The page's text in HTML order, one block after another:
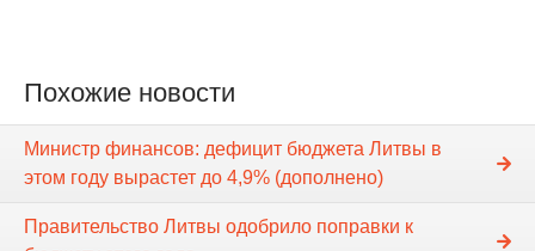
Похожие новости
Министр финансов: дефицит бюджета Литвы в
этом году вырастет до 4,9% (дополнено)
Правительство Литвы одобрило поправки к